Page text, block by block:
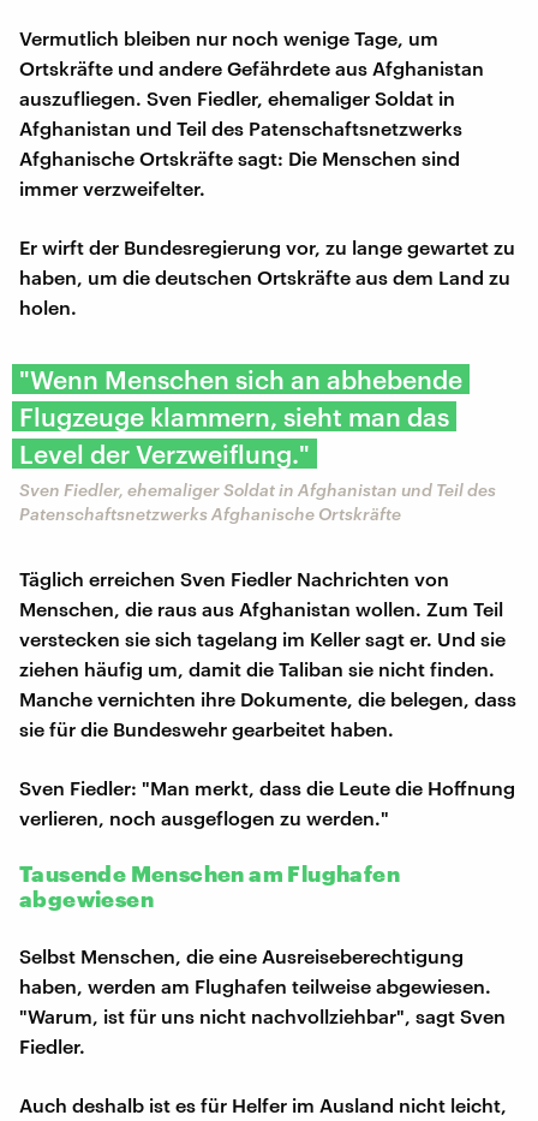
Vermutlich bleiben nur noch wenige Tage, um
Ortskräfte und andere Gefährdete aus Afghanistan
auszufliegen. Sven Fiedler, ehemaliger Soldat in
Afghanistan und Teil des Patenschaftsnetzwerks
Afghanische Ortskräfte sagt: Die Menschen sind
immer verzweifelter.
Er wirft der Bundesregierung vor, zu lange gewartet zu
haben, um die deutschen Ortskräfte aus dem Land zu
holen.
"Wenn Menschen sich an abhebende
Flugzeuge klammern, sieht man das
Level der Verzweiflung."
Sven Fiedler, ehemaliger Soldat in Afghanistan und Teil des
Patenschaftsnetzwerks Afghanische Ortskräfte
Täglich erreichen Sven Fiedler Nachrichten von
Menschen, die raus aus Afghanistan wollen. Zum Teil
verstecken sie sich tagelang im Keller sagt er. Und sie
ziehen häufig um, damit die Taliban sie nicht finden.
Manche vernichten ihre Dokumente, die belegen, dass
sie für die Bundeswehr gearbeitet haben.
Sven Fiedler: "Man merkt, dass die Leute die Hoffnung
verlieren, noch ausgeflogen zu werden."
Tausende Menschen am Flughafen
abgewiesen
Selbst Menschen, die eine Ausreiseberechtigung
haben, werden am Flughafen teilweise abgewiesen.
"Warum, ist für uns nicht nachvollziehbar", sagt Sven
Fiedler.
Auch deshalb ist es für Helfer im Ausland nicht leicht,